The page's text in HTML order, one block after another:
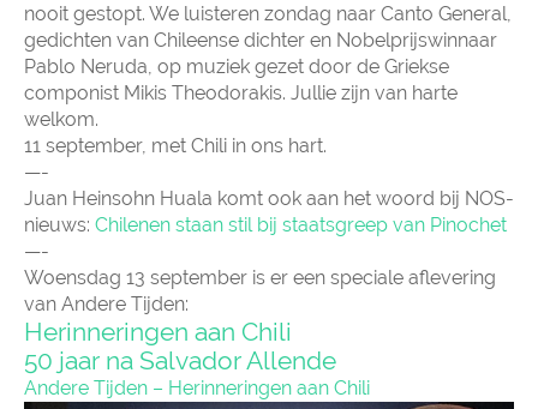
nooit gestopt. We luisteren zondag naar Canto General,
gedichten van Chileense dichter en Nobelprijswinnaar
Pablo Neruda, op muziek gezet door de Griekse
componist Mikis Theodorakis. Jullie zijn van harte
welkom.
11 september, met Chili in ons hart.
—-
Juan Heinsohn Huala komt ook aan het woord bij NOS-
nieuws: Chilenen staan stil bij staatsgreep van Pinochet
—-
Woensdag 13 september is er een speciale aflevering
van Andere Tijden:
Herinneringen aan Chili
50 jaar na Salvador Allende
Andere Tijden – Herinneringen aan Chili